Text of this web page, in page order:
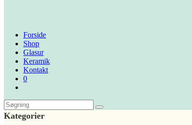
Forside
Shop
Glasur
Keramik
Kontakt
0
Kategorier